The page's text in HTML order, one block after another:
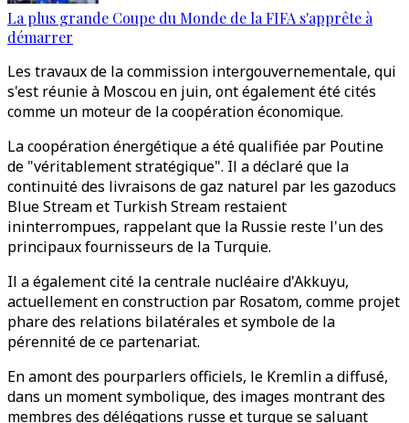
La plus grande Coupe du Monde de la FIFA s'apprête à
démarrer
Les travaux de la commission intergouvernementale, qui
s'est réunie à Moscou en juin, ont également été cités
comme un moteur de la coopération économique.
La coopération énergétique a été qualifiée par Poutine
de "véritablement stratégique". Il a déclaré que la
continuité des livraisons de gaz naturel par les gazoducs
Blue Stream et Turkish Stream restaient
ininterrompues, rappelant que la Russie reste l'un des
principaux fournisseurs de la Turquie.
Il a également cité la centrale nucléaire d'Akkuyu,
actuellement en construction par Rosatom, comme projet
phare des relations bilatérales et symbole de la
pérennité de ce partenariat.
En amont des pourparlers officiels, le Kremlin a diffusé,
dans un moment symbolique, des images montrant des
membres des délégations russe et turque se saluant